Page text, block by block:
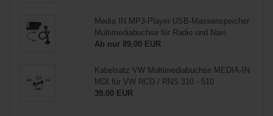
Media IN MP3-Player USB-Massenspeicher
Multimediabuchse für Radio und Navi
Ab nur 89,00 EUR
Kabelsatz VW Multimediabuchse MEDIA-IN
MDI für VW RCD / RNS 310 - 510
39,00 EUR